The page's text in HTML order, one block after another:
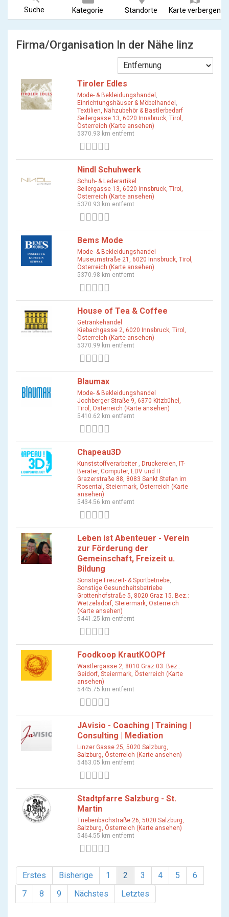
Suche Kategorie Standorte Karte verbergen
Firma/Organisation In der Nähe linz
Tiroler Edles
Mode- & Bekleidungshandel ,
Einrichtungshäuser & Möbelhandel ,
Textilien, Nähzubehör & Bastlerbedarf
Seilergasse 13, 6020 Innsbruck, Tirol,
Österreich (Karte ansehen)
5370.93 km entfernt
Nindl Schuhwerk
Schuh- & Lederartikel
Seilergasse 13, 6020 Innsbruck, Tirol,
Österreich (Karte ansehen)
5370.93 km entfernt
Bems Mode
Mode- & Bekleidungshandel
Museumstraße 21, 6020 Innsbruck, Tirol,
Österreich (Karte ansehen)
5370.98 km entfernt
House of Tea & Coffee
Getränkehandel
Kiebachgasse 2, 6020 Innsbruck, Tirol,
Österreich (Karte ansehen)
5370.99 km entfernt
Blaumax
Mode- & Bekleidungshandel
Jochberger Straße 9, 6370 Kitzbühel,
Tirol, Österreich (Karte ansehen)
5410.62 km entfernt
Chapeau3D
Kunststoffverarbeiter , Druckereien, IT-
Berater, Computer, EDV und IT
Grazerstraße 88, 8083 Sankt Stefan im
Rosental, Steiermark, Österreich (Karte
ansehen)
5434.56 km entfernt
Leben ist Abenteuer - Verein
zur Förderung der
Gemeinschaft, Freizeit u.
Bildung
Sonstige Freizeit- & Sportbetriebe,
Sonstige Gesundheitsbetriebe
Grottenhofstraße 5, 8020 Graz 15. Bez.:
Wetzelsdorf, Steiermark, Österreich
(Karte ansehen)
5441.25 km entfernt
Foodkoop KrautKOOPf
Wastlergasse 2, 8010 Graz 03. Bez.:
Geidorf, Steiermark, Österreich (Karte
ansehen)
5445.75 km entfernt
JAvisio - Coaching | Training |
Consulting | Mediation
Linzer Gasse 25, 5020 Salzburg,
Salzburg, Österreich (Karte ansehen)
5463.05 km entfernt
Stadtpfarre Salzburg - St.
Martin
Triebenbachstraße 26, 5020 Salzburg,
Salzburg, Österreich (Karte ansehen)
5464.55 km entfernt
Erstes Bisherige 1 2 3 4 5
6
7
8 9 Nächstes Letztes